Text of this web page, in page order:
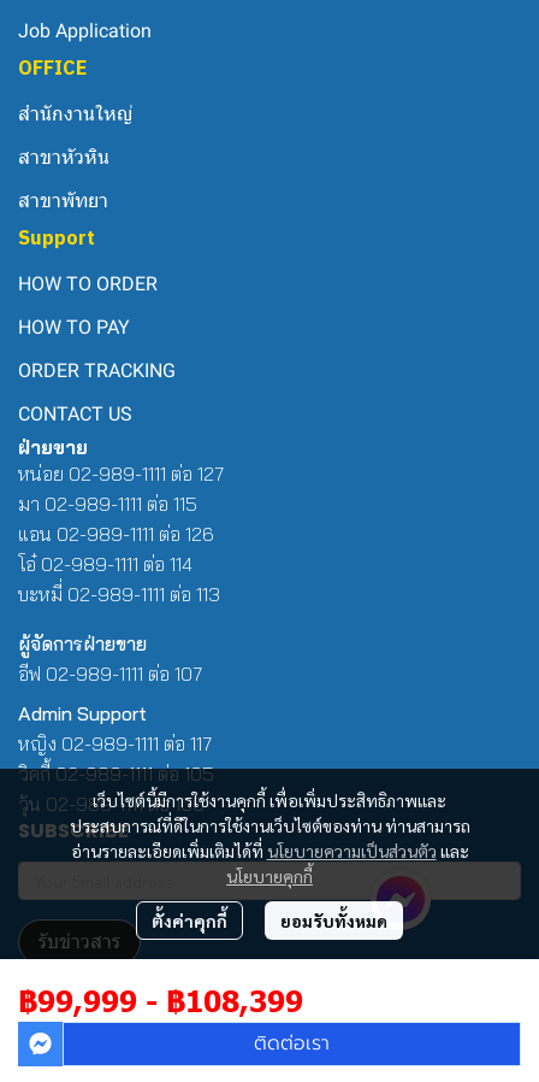
฿99,999 - ฿108,399
ติดต่อเรา
เว็บไซต์นี้มีการใช้งานคุกกี้ เพื่อเพิ่มประสิทธิภาพและ
ประสบการณ์ที่ดีในการใช้งานเว็บไซต์ของท่าน ท่านสามารถ
อ่านรายละเอียดเพิ่มเติมได้ที่ นโยบายความเป็นส่วนตัว และ
นโยบายคุกกี้
ตั้งค่าคุกกี้ ยอมรับทั้งหมด
Job Application
OFFICE
สำนักงานใหญ่
สาขาหัวหิน
สาขาพัทยา
Support
HOW TO ORDER
HOW TO PAY
ORDER TRACKING
CONTACT US
ฝ่ายขาย
หน่อย 02-989-1111 ต่อ 127
มา 02-989-1111 ต่อ 115
แอน 02-989-1111 ต่อ 126
โอ๋ 02-989-1111 ต่อ 114
บะหมี่ 02-989-1111 ต่อ 113
ผู้จัดการฝ่ายขาย
อีฟ 02-989-1111 ต่อ 107
Admin Support
หญิง 02-989-1111 ต่อ 117
วิคกี้ 02-989-1111 ต่อ 105
วุ้น 02-989-1111 ต่อ 100
SUBSCRIBE
รับข่าวสาร
Copyright | All Rights Reserved | Powered by Winwinpool
ผู้เข้าชมวันนี้ 1,834